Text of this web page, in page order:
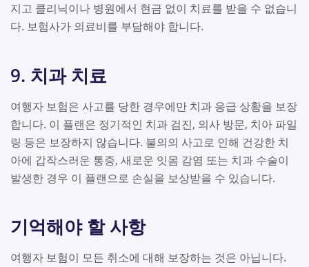
지고 클리닉이나 병원에서 현금 없이 치료를 받을 수 없습니
다. 보험사가 의료비를 부담해야 합니다.
9. 치과 치료
여행자 보험은 사고를 당한 경우에만 치과 응급 상황을 보장
합니다. 이 플랜은 정기적인 치과 검진, 의사 방문, 치아 파일
링 등은 보장하지 않습니다. 불의의 사고로 인해 건강한 치
아에 갑작스러운 통증, 새로운 잇몸 감염 또는 치과 수술이
발생한 경우 이 플랜으로 손실을 보상받을 수 있습니다.
기억해야 할 사항
여행자 보험이 모든 취소에 대해 보장하는 것은 아닙니다.